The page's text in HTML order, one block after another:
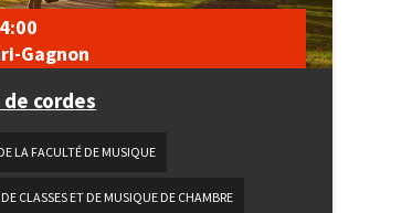
cordes
Gagnon
LA FACULTÉ DE MUSIQUE
CLASSES ET DE MUSIQUE DE CHAMBRE